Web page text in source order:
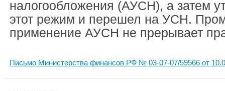
налогообложения (АУСН), а затем
этот режим и перешел на УСН.
применение АУСН не прерывает
Письмо Министерства финансов РФ № 03-07-07/59566 от